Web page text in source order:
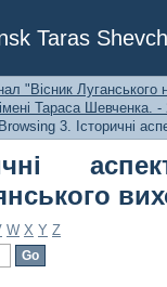
Taras
"Вісник Луганського
імені Тараса
Browsing 3. Історичні
W X Y Z